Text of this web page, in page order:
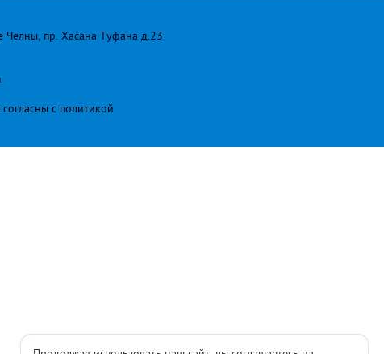
Челны, пр. Хасана Туфана д.23
с политикой